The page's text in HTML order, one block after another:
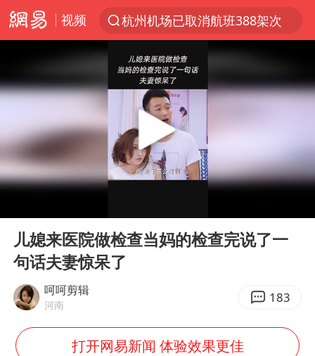
视频
杭州机场已取消航班388架次
白海豚将给京津冀带来大暴雨
刘嘉玲晒与周星驰合照
《披荆斩棘2026》阵容官宣
上海有出现龙卷潜势
国足U17与阿森纳决赛取消 并列冠军
女子发现前夫婚内与第三者育子
王艺迪无缘横滨赛决赛
2025年小学教师减少13.19万
以军士兵把枪口对准中国记者
Play
儿媳来医院做检查当妈的检查完说了一
句话夫妻惊呆了
呵呵剪辑
河南 183
打开网易新闻 体验效果更佳